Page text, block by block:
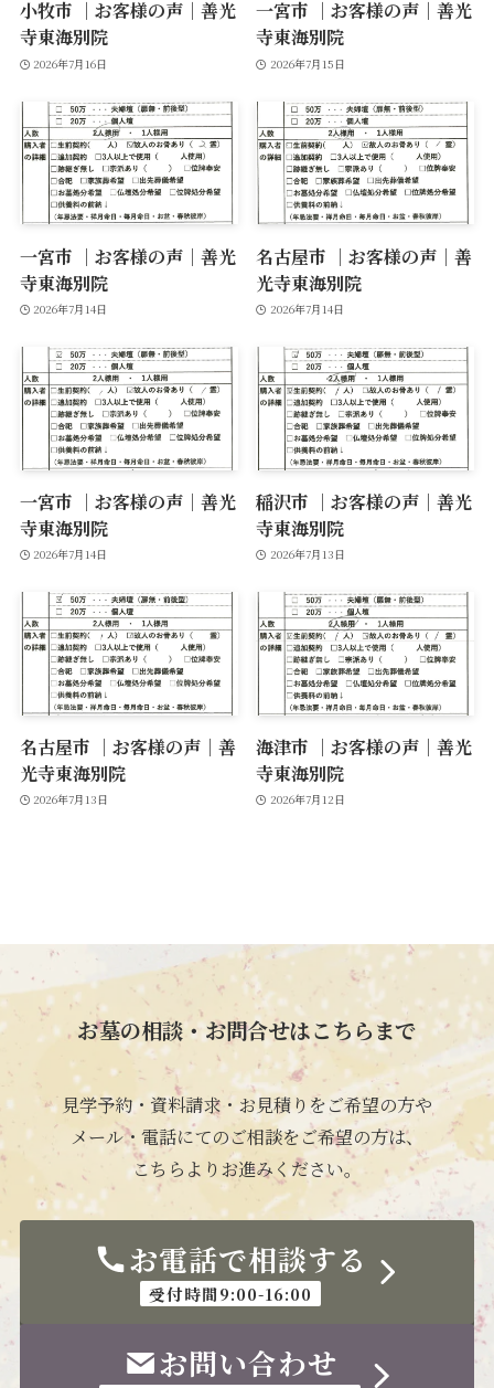
小牧市 ｜お客様の声｜善光
寺東海別院
2026年7月16日
一宮市 ｜お客様の声｜善光
寺東海別院
2026年7月15日
一宮市 ｜お客様の声｜善光
寺東海別院
2026年7月14日
名古屋市 ｜お客様の声｜善
光寺東海別院
2026年7月14日
一宮市 ｜お客様の声｜善光
寺東海別院
2026年7月14日
稲沢市 ｜お客様の声｜善光
寺東海別院
2026年7月13日
名古屋市 ｜お客様の声｜善
光寺東海別院
2026年7月13日
海津市 ｜お客様の声｜善光
寺東海別院
2026年7月12日
お墓の相談・お問合せはこちらまで
見学予約・資料請求・お見積りをご希望の方や
メール・電話にてのご相談をご希望の方は、
こちらよりお進みください。
お電話で相談する
受付時間9:00-16:00
お問い合わせ